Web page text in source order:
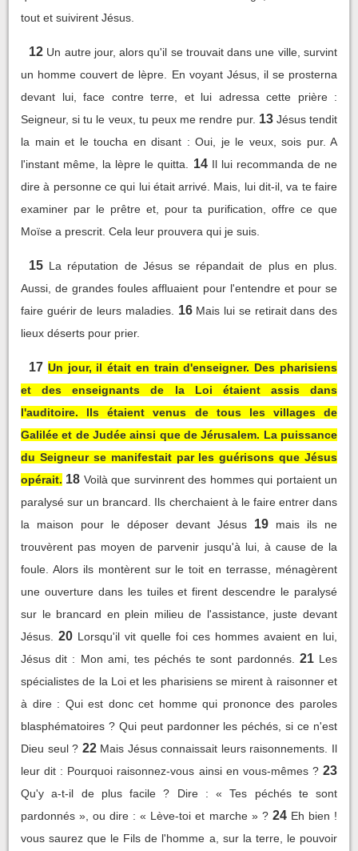
tout et suivirent Jésus.
12 Un autre jour, alors qu'il se trouvait dans une ville, survint
un homme couvert de lèpre. En voyant Jésus, il se prosterna
devant lui, face contre terre, et lui adressa cette prière :
Seigneur, si tu le veux, tu peux me rendre pur. 13 Jésus tendit
la main et le toucha en disant : Oui, je le veux, sois pur. A
l'instant même, la lèpre le quitta.
14 Il lui recommanda de ne
dire à personne ce qui lui était arrivé. Mais, lui dit-il, va te faire
examiner par le prêtre et, pour ta purification, offre ce que
Moïse a prescrit. Cela leur prouvera qui je suis.
15 La réputation de Jésus se répandait de plus en plus.
Aussi, de grandes foules affluaient pour l'entendre et pour se
faire guérir de leurs maladies.
16 Mais lui se retirait dans des
lieux déserts pour prier.
17 Un jour, il était en train d'enseigner. Des pharisiens
et des enseignants de la Loi étaient assis dans
l'auditoire. Ils étaient venus de tous les villages de
Galilée et de Judée ainsi que de Jérusalem. La puissance
du Seigneur se manifestait par les guérisons que Jésus
opérait. 18 Voilà que survinrent des hommes qui portaient un
paralysé sur un brancard. Ils cherchaient à le faire entrer dans
la maison pour le déposer devant Jésus
19
mais ils ne
trouvèrent pas moyen de parvenir jusqu'à lui, à cause de la
foule. Alors ils montèrent sur le toit en terrasse, ménagèrent
une ouverture dans les tuiles et firent descendre le paralysé
sur le brancard en plein milieu de l'assistance, juste devant
Jésus.
20 Lorsqu'il vit quelle foi ces hommes avaient en lui,
Jésus dit : Mon ami, tes péchés te sont pardonnés.
21 Les
spécialistes de la Loi et les pharisiens se mirent à raisonner et
à dire : Qui est donc cet homme qui prononce des paroles
blasphématoires ? Qui peut pardonner les péchés, si ce n'est
Dieu seul ? 22 Mais Jésus connaissait leurs raisonnements. Il
leur dit : Pourquoi raisonnez-vous ainsi en vous-mêmes ? 23
Qu'y a-t-il de plus facile ? Dire : « Tes péchés te sont
pardonnés », ou dire : « Lève-toi et marche » ? 24 Eh bien !
vous saurez que le Fils de l'homme a, sur la terre, le pouvoir